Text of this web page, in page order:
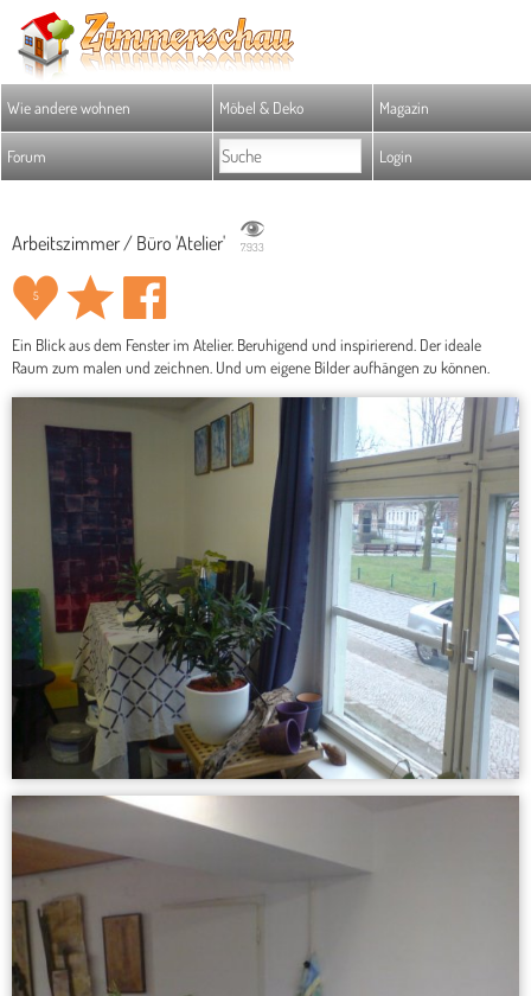
Wie andere wohnen Möbel & Deko Magazin
Forum Login
Arbeitszimmer / Büro 'Atelier' 7.933
5
Ein Blick aus dem Fenster im Atelier. Beruhigend und inspirierend. Der ideale
Raum zum malen und zeichnen. Und um eigene Bilder aufhängen zu können.